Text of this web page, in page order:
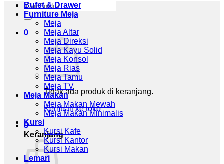
Pencarian
untuk:
0
Tidak ada produk di keranjang.
Kembali ke toko
0
Keranjang
Bufet & Drawer
Furniture Meja
Meja
Meja Altar
Meja Direksi
Meja Kayu Solid
Meja Konsol
Meja Rias
Meja Tamu
Meja TV
Meja Makan
Meja Makan Mewah
Meja Makan Minimalis
Kursi
Kursi Kafe
Kursi Kantor
Kursi Makan
Lemari